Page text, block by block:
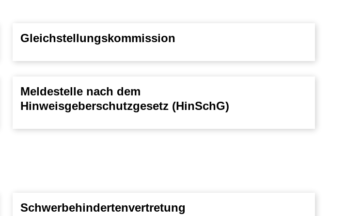
Gleichstellungskommission
Meldestelle nach dem
Hinweisgeberschutzgesetz (HinSchG)
Schwerbehindertenvertretung